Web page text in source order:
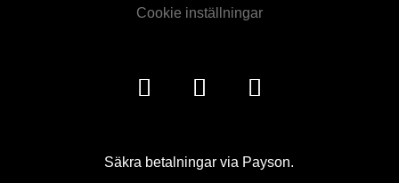
Cookie inställningar
Säkra betalningar via Payson.